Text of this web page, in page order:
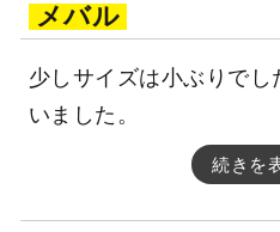
メバル
少しサイズは小ぶりで
いました。
続きを